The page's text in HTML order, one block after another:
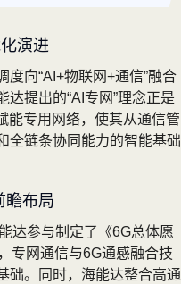
演进
向“AI+物联网+通信”融合
提出的“AI专网”理念正是
能专用网络，使其从通信管
全链条协同能力的智能基础
瞻布局
达参与制定了《6G总体愿
专网通信与6G通感融合技
础。同时，海能达整合高通